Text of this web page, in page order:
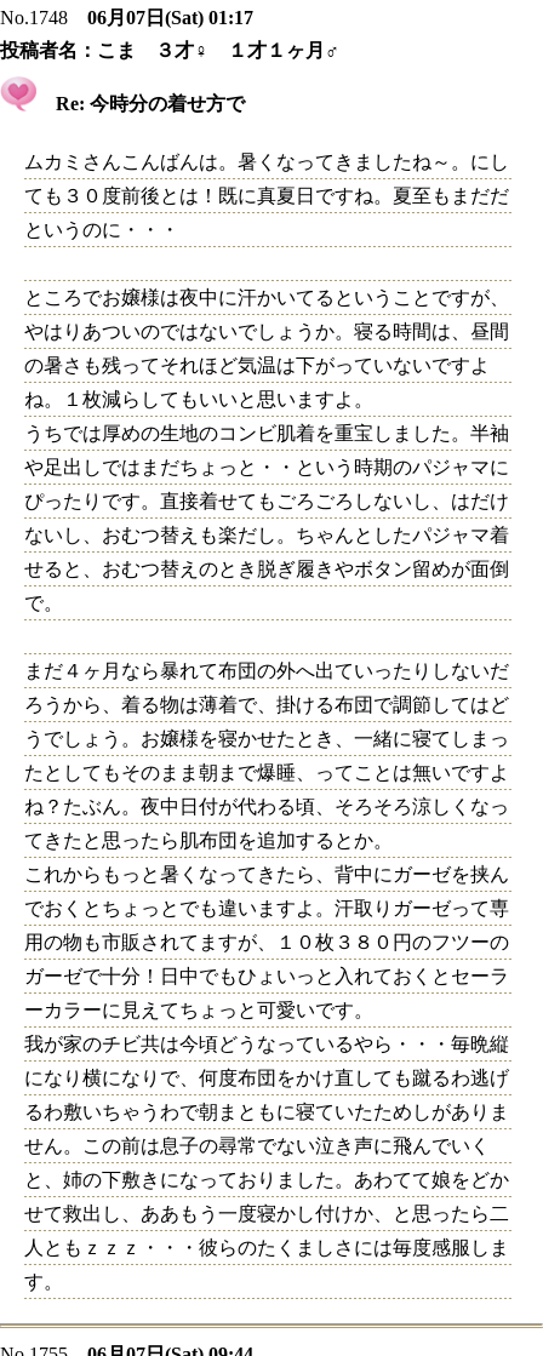
No.1748
06月07日(Sat) 01:17
投稿者名： こま ３才♀ １才１ヶ月♂
Re: 今時分の着せ方で
ムカミさんこんばんは。暑くなってきましたね～。にし
ても３０度前後とは！既に真夏日ですね。夏至もまだだ
というのに・・・
ところでお嬢様は夜中に汗かいてるということですが、
やはりあついのではないでしょうか。寝る時間は、昼間
の暑さも残ってそれほど気温は下がっていないですよ
ね。１枚減らしてもいいと思いますよ。
うちでは厚めの生地のコンビ肌着を重宝しました。半袖
や足出しではまだちょっと・・という時期のパジャマに
ぴったりです。直接着せてもごろごろしないし、はだけ
ないし、おむつ替えも楽だし。ちゃんとしたパジャマ着
せると、おむつ替えのとき脱ぎ履きやボタン留めが面倒
で。
まだ４ヶ月なら暴れて布団の外へ出ていったりしないだ
ろうから、着る物は薄着で、掛ける布団で調節してはど
うでしょう。お嬢様を寝かせたとき、一緒に寝てしまっ
たとしてもそのまま朝まで爆睡、ってことは無いですよ
ね？たぶん。夜中日付が代わる頃、そろそろ涼しくなっ
てきたと思ったら肌布団を追加するとか。
これからもっと暑くなってきたら、背中にガーゼを挟ん
でおくとちょっとでも違いますよ。汗取りガーゼって専
用の物も市販されてますが、１０枚３８０円のフツーの
ガーゼで十分！日中でもひょいっと入れておくとセーラ
ーカラーに見えてちょっと可愛いです。
我が家のチビ共は今頃どうなっているやら・・・毎晩縦
になり横になりで、何度布団をかけ直しても蹴るわ逃げ
るわ敷いちゃうわで朝まともに寝ていたためしがありま
せん。この前は息子の尋常でない泣き声に飛んでいく
と、姉の下敷きになっておりました。あわてて娘をどか
せて救出し、ああもう一度寝かし付けか、と思ったら二
人ともｚｚｚ・・・彼らのたくましさには毎度感服しま
す。